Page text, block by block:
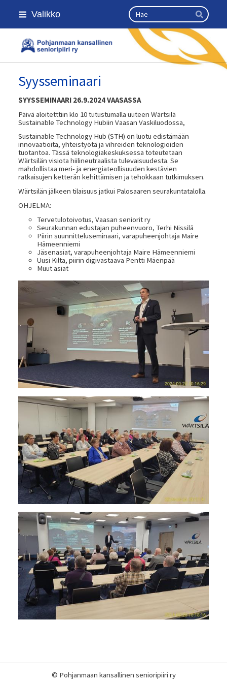
Siirry
sivun
Valikko Haku
Hae
Kansallinen senioriliitto
Syysseminaari
SYYSSEMINAARI 26.9.2024 VAASASSA
Päivä aloitetttiin klo 10 tutustumalla uuteen Wärtsilä
Sustainable Technology Hubiin Vaasan Vaskiluodossa,
Sustainable Technology Hub (STH) on luotu edistämään
innovaatioita, yhteistyötä ja vihreiden teknologioiden
tuotantoa. Tässä teknologiakeskuksessa toteutetaan
Wärtsilän visiota hiilineutraalista tulevaisuudesta. Se
mahdollistaa meri- ja energiateollisuuden kestävien
ratkaisujen ketterän kehittämisen ja tehokkaan tutkimuksen.
Wärtsilän jälkeen tilaisuus jatkui Palosaaren seurakuntatalolla.
OHJELMA:
Tervetulotoivotus, Vaasan seniorit ry
Seurakunnan edustajan puheenvuoro, Terhi Nissilä
Piirin suunnitteluseminaari, varapuheenjohtaja Maire
Hämeenniemi
Jäsenasiat, varapuheenjohtaja Maire Hämeenniemi
Uusi Kilta, piirin digivastaava Pentti Mäenpää
Muut asiat
© Pohjanmaan kansallinen senioripiiri ry